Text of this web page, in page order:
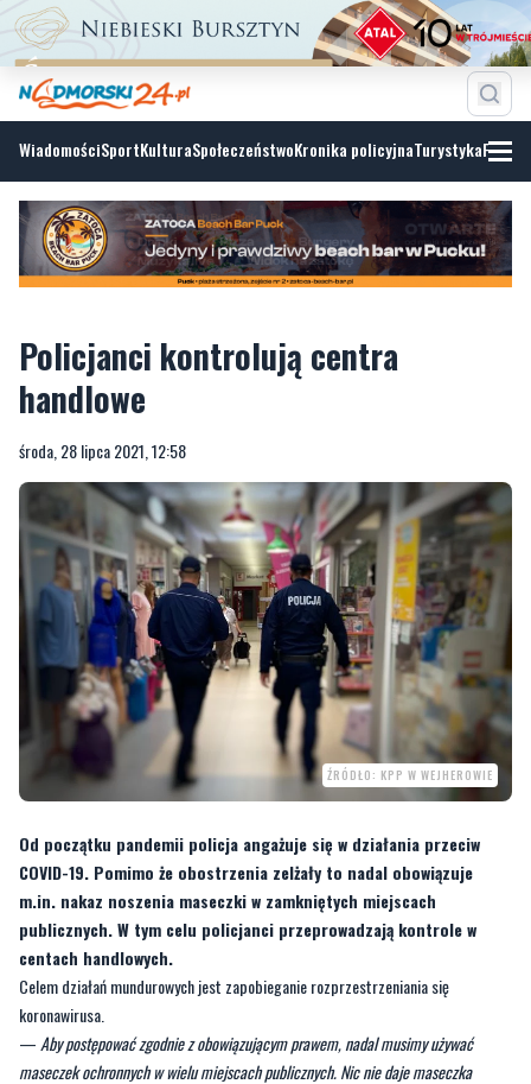
WiadomościSportKulturaSpołeczeństwoKronika policyjnaTurystyka
Policjanci kontrolują centra
środa, 28 lipca 2021, 12:58
ŹRÓDŁO: KPP W WEJHEROWIE
Od początku pandemii policja angażuje się w działania przeciw
COVID-19. Pomimo że obostrzenia zelżały to nadal obowiązuje
publicznych. W tym celu policjanci przeprowadzają kontrole w
centach handlowych.
Celem działań mundurowych jest zapobieganie rozprzestrzeniania się
koronawirusa.
—Aby postępować zgodnie z obowiązującym prawem, nadal musimy używać
maseczek ochronnych w wielu miejscach publicznych. Nic nie daje maseczka
noszona na brodzie, odsłanianie nosa nie zatrzymuje transmisji wirusa
uwagę asp.sztab. Anetta Potrykus z wejherowskiej komendy.
Nakaz zasłaniania ust i nosa nadal obowiązuje m.in. centrach handlowych,